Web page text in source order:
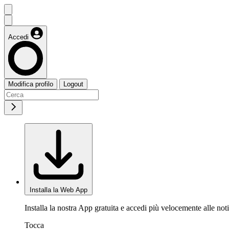
Accedi
Modifica profilo Logout
Installa la Web App
Installa la nostra App gratuita e accedi più velocemente alle
Tocca